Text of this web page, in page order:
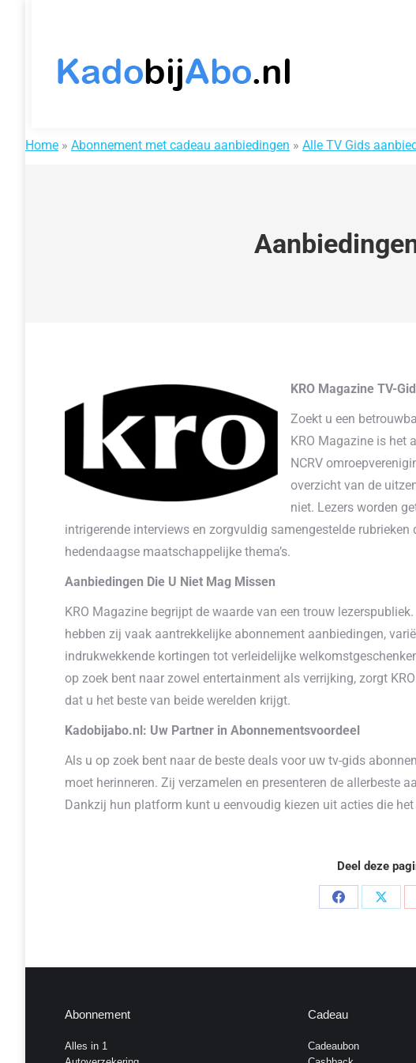
Home » Abonnement met cadeau aanbiedingen » Alle TV Gids
KRO Magazine TV-
Zoekt u een
KRO Magazine is het
NCRV
overzicht van de
niet. Lezers worden
intrigerende interviews en zorgvuldig samengestelde
hedendaagse maatschappelijke thema’s.
Aanbiedingen Die U Niet Mag Missen
KRO Magazine begrijpt de waarde van een trouw
hebben zij vaak aantrekkelijke abonnement aanbiedingen,
indrukwekkende kortingen tot verleidelijke
op zoek bent naar zowel entertainment als verrijking, zorgt
dat u het beste van beide werelden krijgt.
Kadobijabo.nl: Uw Partner in Abonnementsvoordeel
Als u op zoek bent naar de beste deals voor uw tv-gids
moet herinneren. Zij verzamelen en presenteren de allerbeste
Dankzij hun platform kunt u eenvoudig kiezen uit acties die
Deel deze
Deel
Deel
Abonnement
Alles in 1
Cadeau
Cadeaubon